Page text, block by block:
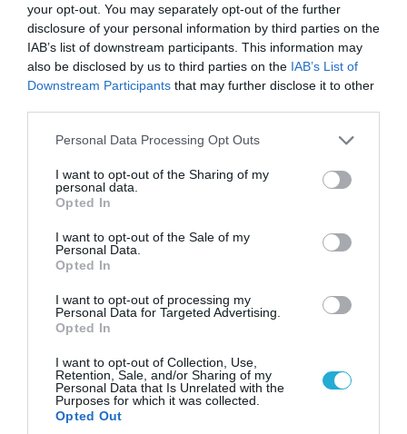
your opt-out. You may separately opt-out of the further
disclosure of your personal information by third parties on the
IAB’s list of downstream participants. This information may
also be disclosed by us to third parties on the IAB’s List of
Downstream Participants that may further disclose it to other
Please note that this website/app uses one or more Google
not limited to your visit or usage behaviour. You may click to
grant or deny consent to Google and its third-party tags to
use your data for below specified purposes in below Google
consent section.
Personal Data Processing Opt Outs
I want to opt-out of the Sharing of my
personal data.
Opted In
I want to opt-out of the Sale of my
Personal Data.
Opted In
I want to opt-out of processing my
Personal Data for Targeted Advertising.
Opted In
I want to opt-out of Collection, Use,
Retention, Sale, and/or Sharing of my
Personal Data that Is Unrelated with the
Purposes for which it was collected.
Opted Out
Τελεσίγραφο του Ιράν στις χώρες του Κόλπου:
«Σταματήστε τον Τραμπ αλλιώς θα σας
χτυπήσουμε σκληρά»
06.08.2026 | 17:02
Ουκρανία: Αποκαλύφθηκε ο αριθμός των
ξένων εθελοντών που πολεμούν για το Κίεβο